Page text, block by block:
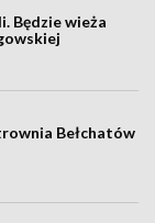
Będzie wieża
Bełchatów